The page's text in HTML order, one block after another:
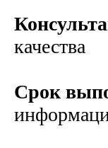
качества
Срок